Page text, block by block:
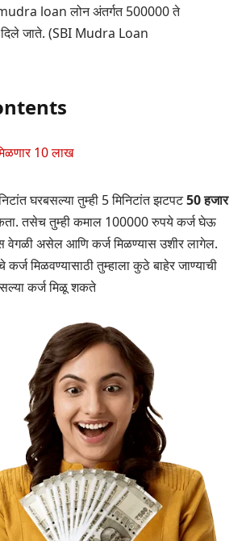
loan लोन अंतर्गत 500000 ते
दिले जाते. (SBI Mudra Loan
10 लाख
घरबसल्या तुम्ही 5 मिनिटांत झटपट50 हजार
तसेच तुम्ही कमाल 100000 रुपये कर्ज घेऊ
वेगळी असेल आणि कर्ज मिळण्यास उशीर लागेल.
मिळवण्यासाठी तुम्हाला कुठे बाहेर जाण्याची
कर्ज मिळू शकते